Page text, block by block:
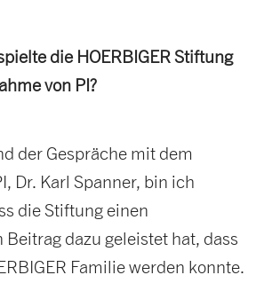
die HOERBIGER Stiftung
von PI?
der Gespräche mit dem
Dr. Karl Spanner, bin ich
die Stiftung einen
dazu geleistet hat, dass
Familie werden konnte.